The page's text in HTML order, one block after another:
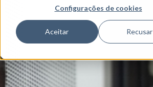
Configurações de cookies
Aceitar Recusar